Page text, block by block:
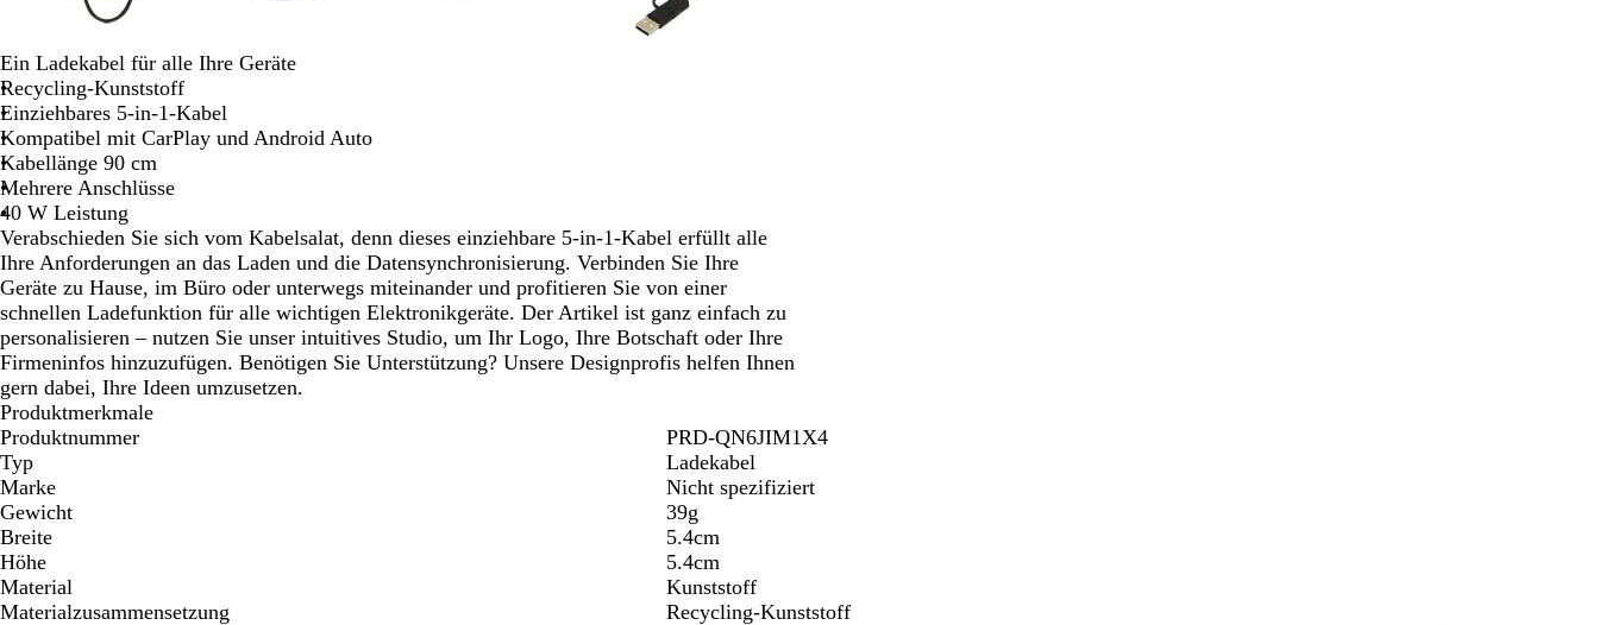
Ein Ladekabel für alle Ihre Geräte
Recycling-Kunststoff
Einziehbares 5-in-1-Kabel
Kompatibel mit CarPlay und Android Auto
Kabellänge 90 cm
Mehrere Anschlüsse
40 W Leistung
Verabschieden Sie sich vom Kabelsalat, denn dieses einziehbare 5-in-1-Kabel erfüllt alle
Ihre Anforderungen an das Laden und die Datensynchronisierung. Verbinden Sie Ihre
Geräte zu Hause, im Büro oder unterwegs miteinander und profitieren Sie von einer
schnellen Ladefunktion für alle wichtigen Elektronikgeräte. Der Artikel ist ganz einfach zu
personalisieren – nutzen Sie unser intuitives Studio, um Ihr Logo, Ihre Botschaft oder Ihre
Firmeninfos hinzuzufügen. Benötigen Sie Unterstützung? Unsere Designprofis helfen Ihnen
gern dabei, Ihre Ideen umzusetzen.
Produktmerkmale
Produktnummer
PRD-QN6JIM1X4
Typ
Ladekabel
Marke
Nicht spezifiziert
Gewicht
39g
Breite
5.4cm
Höhe
5.4cm
Material
Kunststoff
Materialzusammensetzung
Recycling-Kunststoff